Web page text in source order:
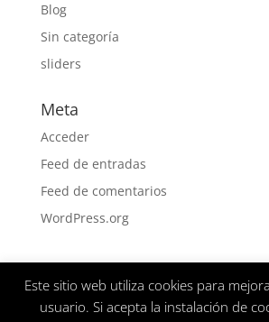
Blog
Sin categoría
sliders
Meta
Acceder
Feed de entradas
Feed de comentarios
WordPress.org
Aviso Legal Politica de
Este sitio web utiliza cookies para
usuario. Si acepta la instalación de